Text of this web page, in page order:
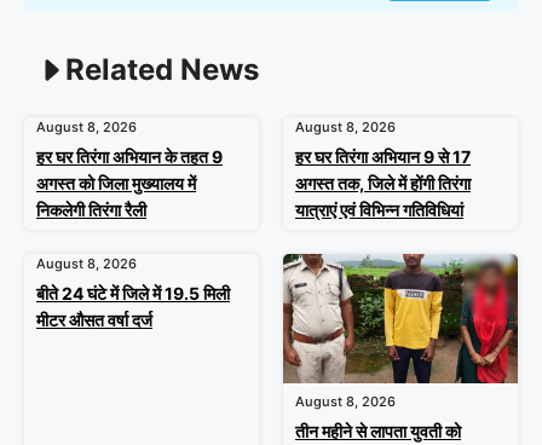
Related News
August 8, 2026
हर घर तिरंगा अभियान के तहत 9
अगस्त को जिला मुख्यालय में
निकलेगी तिरंगा रैली
August 8, 2026
हर घर तिरंगा अभियान 9 से 17
अगस्त तक, जिले में होंगी तिरंगा
यात्राएं एवं विभिन्न गतिविधियां
August 8, 2026
बीते 24 घंटे में जिले में 19.5 मिली
मीटर औसत वर्षा दर्ज
August 8, 2026
तीन महीने से लापता युवती को